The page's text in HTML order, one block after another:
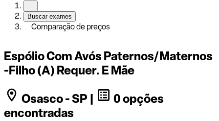
Buscar exames
Comparação de preços
Espólio Com Avós Paternos/Maternos
-Filho (A) Requer. E Mãe
Osasco - SP |
0 opções
encontradas